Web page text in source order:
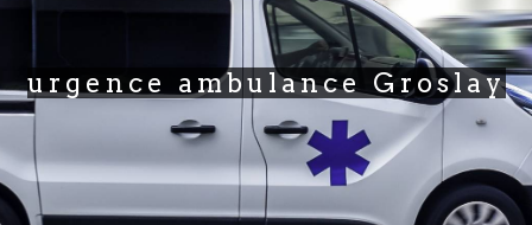
urgence ambulance Groslay